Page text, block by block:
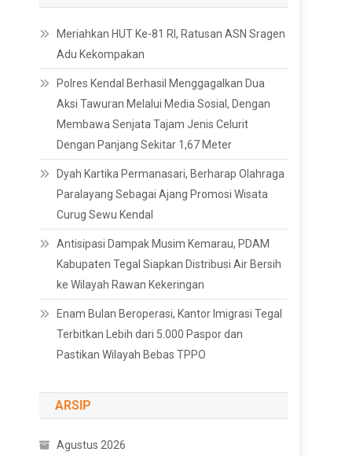
Meriahkan HUT Ke-81 RI, Ratusan ASN Sragen
Adu Kekompakan
Polres Kendal Berhasil Menggagalkan Dua
Aksi Tawuran Melalui Media Sosial, Dengan
Membawa Senjata Tajam Jenis Celurit
Dengan Panjang Sekitar 1,67 Meter
Dyah Kartika Permanasari, Berharap Olahraga
Paralayang Sebagai Ajang Promosi Wisata
Curug Sewu Kendal
Antisipasi Dampak Musim Kemarau, PDAM
Kabupaten Tegal Siapkan Distribusi Air Bersih
ke Wilayah Rawan Kekeringan
Enam Bulan Beroperasi, Kantor Imigrasi Tegal
Terbitkan Lebih dari 5.000 Paspor dan
Pastikan Wilayah Bebas TPPO
ARSIP
Agustus 2026